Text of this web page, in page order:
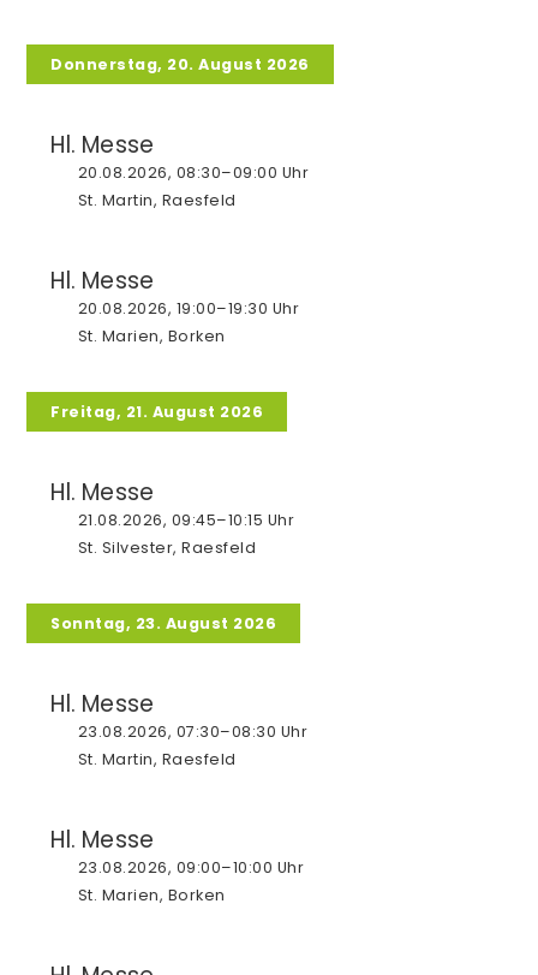
Kinder- und Jugendgruppen
Senioren
Caritas
Hinweisgeberschutzgesetz
Entwicklung Pastoraler Raum
Donnerstag, 20. August 2026
Hl. Messe
20.08.2026, 08:30–09:00 Uhr
St. Martin, Raesfeld
Hl. Messe
20.08.2026, 19:00–19:30 Uhr
St. Marien, Borken
Freitag, 21. August 2026
Hl. Messe
21.08.2026, 09:45–10:15 Uhr
St. Silvester, Raesfeld
Sonntag, 23. August 2026
Hl. Messe
23.08.2026, 07:30–08:30 Uhr
St. Martin, Raesfeld
Hl. Messe
23.08.2026, 09:00–10:00 Uhr
St. Marien, Borken